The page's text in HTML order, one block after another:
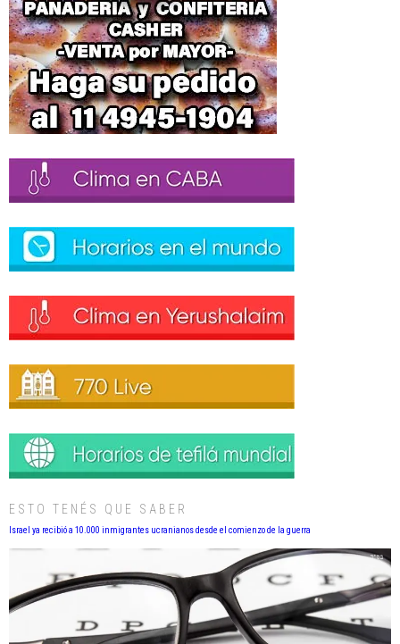
ESTO TENÉS QUE SABER
Israel ya recibió a 10.000 inmigrantes ucranianos desde el comienzo de la guerra